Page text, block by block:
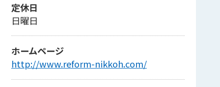
定休日
日曜日
ホームページ
http://www.reform-nikkoh.com/